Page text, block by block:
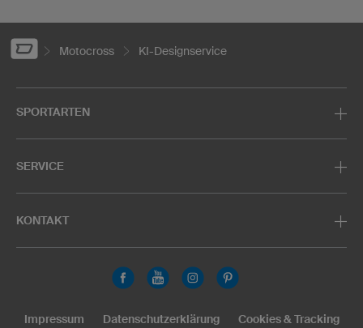
Motocross KI-Designservice
SPORTARTEN
SERVICE
KONTAKT
Impressum Datenschutzerklärung Cookies & Tracking